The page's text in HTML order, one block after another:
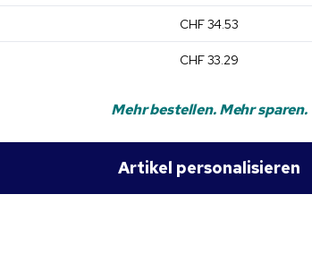
CHF 34.53
CHF 33.29
Mehr bestellen. Mehr sparen.